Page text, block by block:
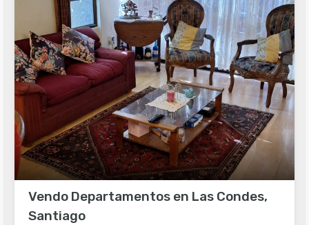
Vendo Departamentos en Las Condes,
Santiago